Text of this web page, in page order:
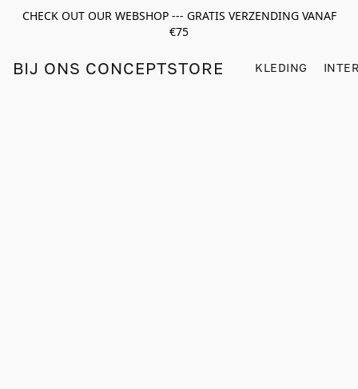
CHECK OUT OUR WEBSHOP --- GRATIS VERZENDING VANAF
€75
BIJ ONS CONCEPTSTORE KLEDING